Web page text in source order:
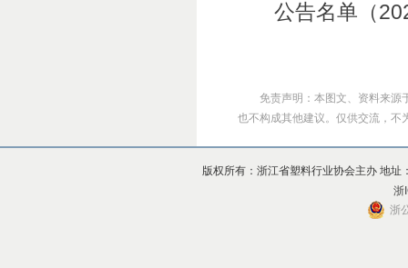
公告名单（
免责声明：本图文、资料来源
也不构成其他建议。仅供交流，
版权所有：浙江省塑料行业协会主办 地
浙
浙